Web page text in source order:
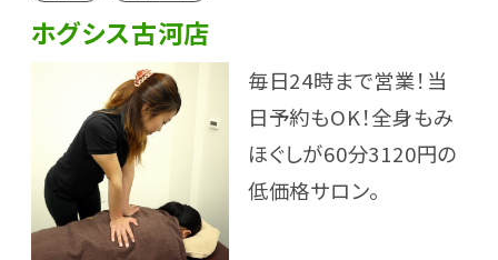
ホグシス古河店
毎日24時まで営業！当
日予約もOK！全身もみ
ほぐしが60分3120円の
低価格サロン。